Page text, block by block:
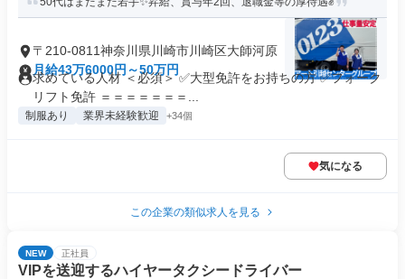
〒210-0811神奈川県川崎市川崎区大師河原
月給43万6000円～50万円
求めている人材 ＜必須＞ ✅大型免許をお持ちの方 ✅フォーク
リフト免許 ＝＝＝＝＝＝＝...
制服あり 業界未経験歓迎 +34個
気になる
この企業の類似求人を見る
NEW 正社員
VIPを送迎するハイヤータクシードライバー